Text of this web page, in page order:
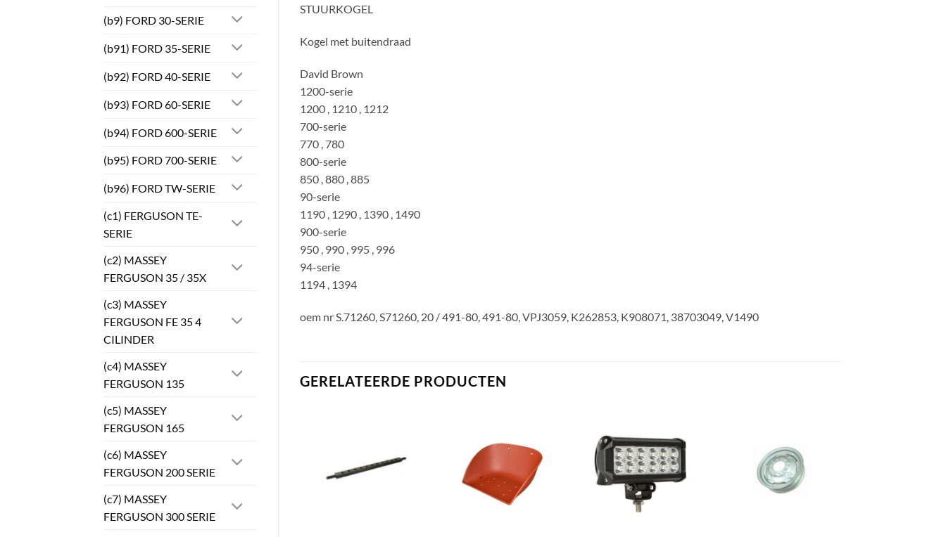
(b9) FORD 30-SERIE
(b91) FORD 35-SERIE
(b92) FORD 40-SERIE
(b93) FORD 60-SERIE
(b94) FORD 600-SERIE
(b95) FORD 700-SERIE
(b96) FORD TW-SERIE
(c1) FERGUSON TE-
SERIE
(c2) MASSEY
FERGUSON 35 / 35X
(c3) MASSEY
FERGUSON FE 35 4
CILINDER
(c4) MASSEY
FERGUSON 135
(c5) MASSEY
FERGUSON 165
(c6) MASSEY
FERGUSON 200 SERIE
(c7) MASSEY
FERGUSON 300 SERIE
STUURKOGEL
Kogel met buitendraad
David Brown
1200-serie
1200 , 1210 , 1212
700-serie
770 , 780
800-serie
850 , 880 , 885
90-serie
1190 , 1290 , 1390 , 1490
900-serie
950 , 990 , 995 , 996
94-serie
1194 , 1394
oem nr S.71260, S71260, 20 / 491-80, 491-80, VPJ3059, K262853, K908071, 38703049, V1490
GERELATEERDE PRODUCTEN